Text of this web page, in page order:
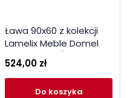
Ława 90x60 z kolekcji
Lamelix Meble Domel
524,00 zł
do koszyka